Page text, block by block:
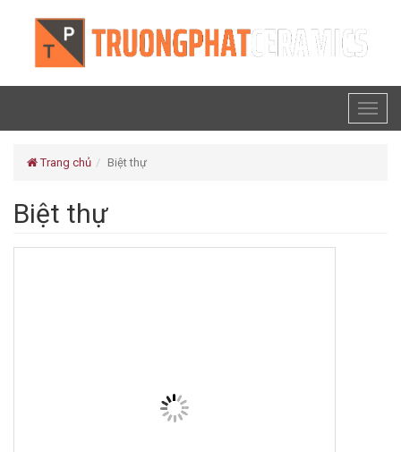
Trang chủ Biệt thự
Biệt thự